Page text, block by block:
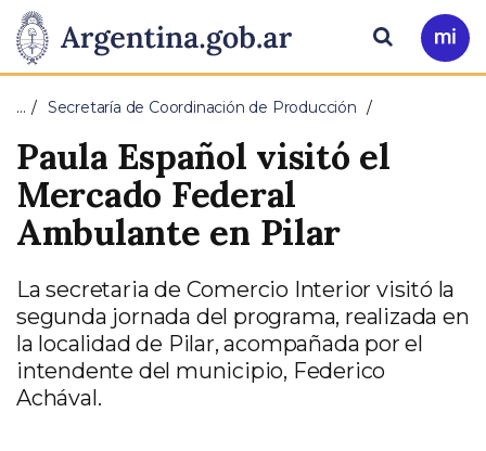
Presidencia
de
la
Nación
Pasar al contenido principal
Ir
a
Buscar
… Secretaría de Coordinación de Producción
Paula Español visitó el
Mercado Federal
Ambulante en Pilar
La secretaria de Comercio Interior visitó la
segunda jornada del programa, realizada en
la localidad de Pilar, acompañada por el
intendente del municipio, Federico
Achával.